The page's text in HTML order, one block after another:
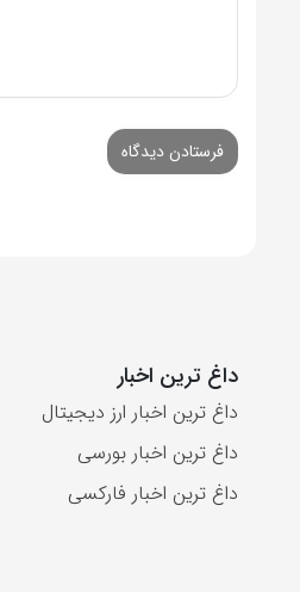
داغ ترین اخبار
داغ ترین اخبار ارز دیجیتال
داغ ترین اخبار بورسی
داغ ترین اخبار فارکسی